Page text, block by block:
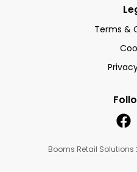
Terms &
Booms Retail Solutions